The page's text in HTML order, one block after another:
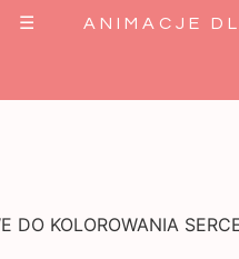
☰ ANIMACJE
DO KOLOROWANIA